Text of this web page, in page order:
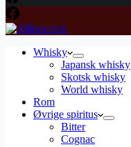
Whisky
Japansk whisky
Skotsk whisky
World whisky
Rom
Øvrige spiritus
Bitter
Cognac